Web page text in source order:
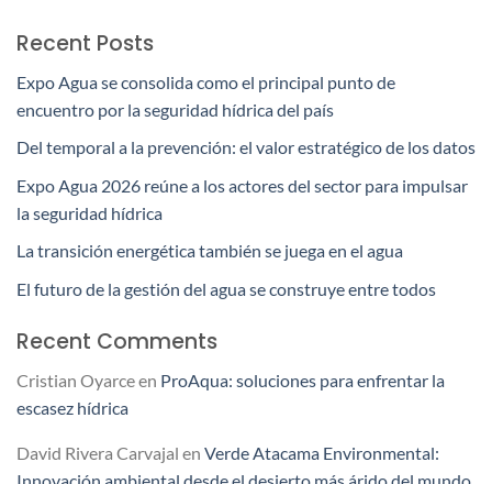
Recent Posts
Expo Agua se consolida como el principal punto de
encuentro por la seguridad hídrica del país
Del temporal a la prevención: el valor estratégico de los datos
Expo Agua 2026 reúne a los actores del sector para impulsar
la seguridad hídrica
La transición energética también se juega en el agua
El futuro de la gestión del agua se construye entre todos
Recent Comments
Cristian Oyarceen ProAqua: soluciones para enfrentar la
escasez hídrica
David Rivera Carvajal en Verde Atacama Environmental:
Innovación ambiental desde el desierto más árido del mundo